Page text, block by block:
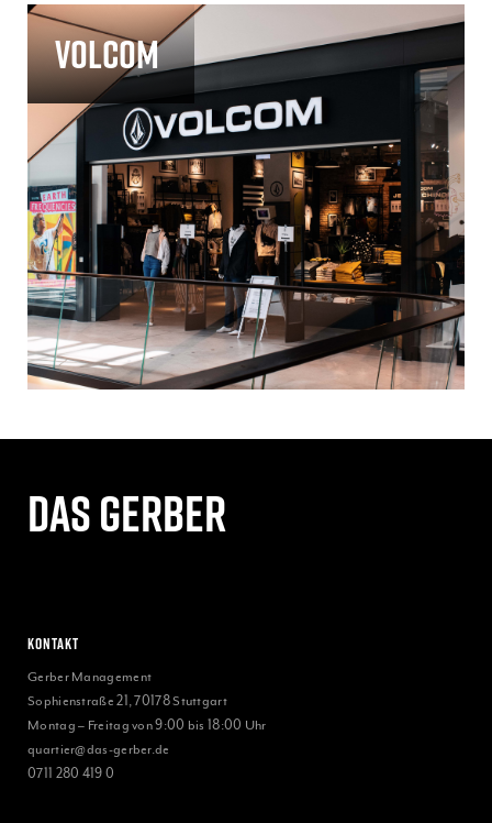
Volcom
Das gerber
Kontakt
Gerber Management
Sophienstraße 21, 70178 Stuttgart
Montag – Freitag von 9:00 bis 18:00 Uhr
quartier@das-gerber.de
0711 280 419 0